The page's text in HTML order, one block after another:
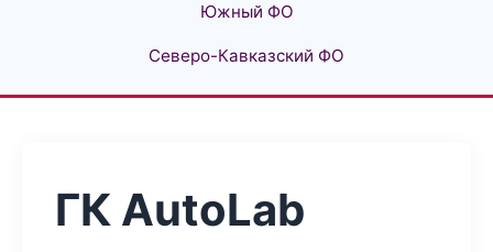
Южный ФО
Северо-Кавказский ФО
ГК AutoLab